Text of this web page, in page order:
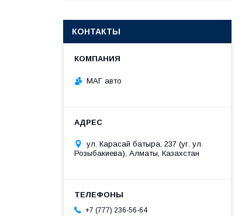
КОНТАКТЫ
МАГ авто
ул. Карасай батыра, 237 (уг. ул.
Розыбакиева), Алматы, Казахстан
+7 (777) 236-56-64